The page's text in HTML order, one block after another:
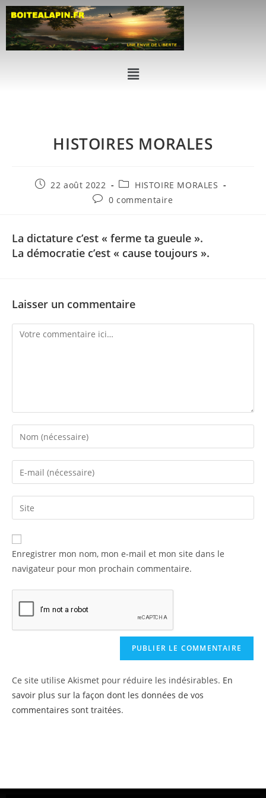
HISTOIRES MORALES
22 août 2022
HISTOIRE MORALES
0 commentaire
La dictature c’est « ferme ta gueule ».
La démocratie c’est « cause toujours ».
Laisser un commentaire
Enregistrer mon nom, mon e-mail et mon site dans le
navigateur pour mon prochain commentaire.
Ce site utilise Akismet pour réduire les indésirables. En
savoir plus sur la façon dont les données de vos
commentaires sont traitées.